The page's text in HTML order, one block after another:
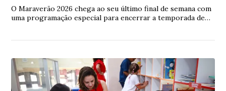
O Maraverão 2026 chega ao seu último final de semana com
uma programação especial para encerrar a temporada de